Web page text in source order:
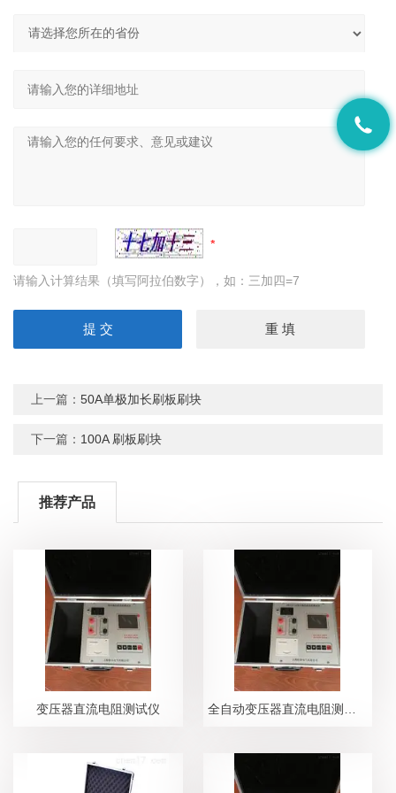
请输入计算结果（填写阿拉伯数字），如：三加四=7
上一篇：50A单极加长刷板刷块
下一篇： 100A 刷板刷块
推荐产品
变压器直流电阻测试仪